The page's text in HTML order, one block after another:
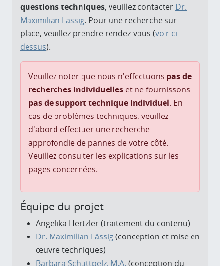
questions techniques, veuillez contacter Dr.
Maximilian Lässig. Pour une recherche sur
place, veuillez prendre rendez-vous (voir ci-
dessus).
Veuillez noter que nous n'effectuons pas de
recherches individuelles et ne fournissons
pas de support technique individuel. En
cas de problèmes techniques, veuillez
d'abord effectuer une recherche
approfondie de pannes de votre côté.
Veuillez consulter les explications sur les
pages concernées.
Équipe du projet
Angelika Hertzler (traitement du contenu)
Dr. Maximilian Lässig(conception et mise en
œuvre techniques)
Barbara Schuttpelz, M.A. (conception du